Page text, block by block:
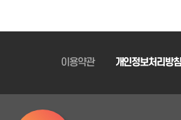
이용약관 개인정보처리방침